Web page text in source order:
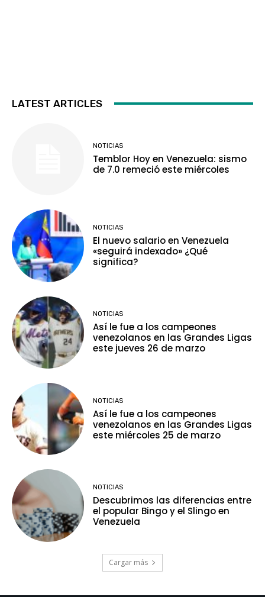
LATEST ARTICLES
NOTICIAS
Temblor Hoy en Venezuela: sismo
de 7.0 remeció este miércoles
NOTICIAS
El nuevo salario en Venezuela
«seguirá indexado» ¿Qué
significa?
NOTICIAS
Así le fue a los campeones
venezolanos en las Grandes Ligas
este jueves 26 de marzo
NOTICIAS
Así le fue a los campeones
venezolanos en las Grandes Ligas
este miércoles 25 de marzo
NOTICIAS
Descubrimos las diferencias entre
el popular Bingo y el Slingo en
Venezuela
Cargar más